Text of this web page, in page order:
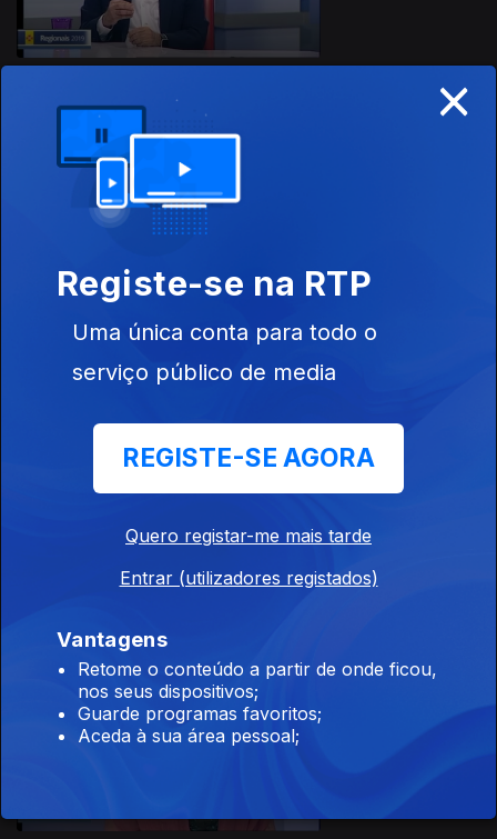
Ep. 3
416277
×
Registe-se na RTP
Uma única conta para todo o
serviço público de media
REGISTE-SE AGORA
Quero registar-me mais tarde
Entrar (utilizadores registados)
Vantagens
Retome o conteúdo a partir de onde ficou,
nos seus dispositivos;
Guarde programas favoritos;
Aceda à sua área pessoal;